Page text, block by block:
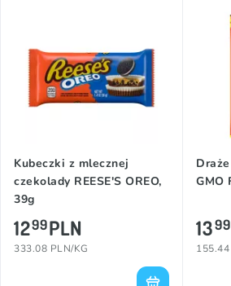
Kubeczki z mlecznej
czekolady REESE'S OREO,
39g
1299PLN
333.08 PLN/KG
Draże
GMO
1399